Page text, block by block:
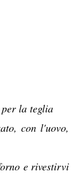
la teglia
con l'uovo,
e rivestirvi